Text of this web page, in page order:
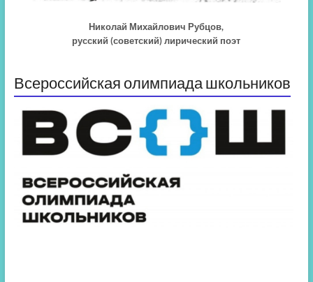
Николай Михайлович Рубцов,
русский (советский) лирический поэт
Всероссийская олимпиада школьников